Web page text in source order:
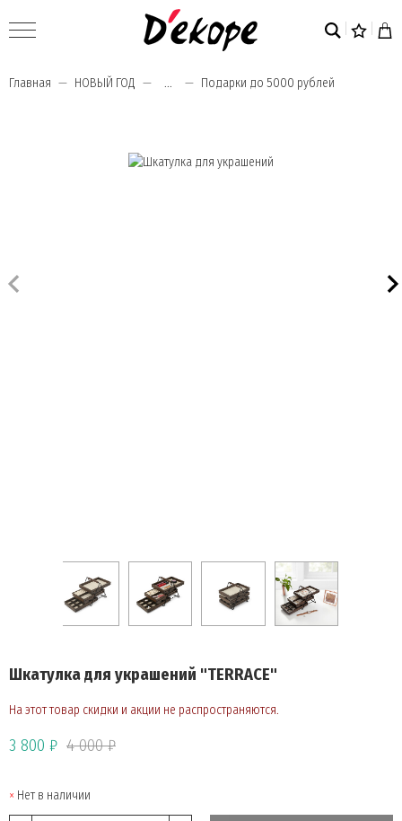
Главная НОВЫЙ ГОД ... Подарки до 5000 рублей
Шкатулка для украшений "TERRACE"
На этот товар скидки и акции не распространяются.
3 800 ₽ 4 000 ₽
Нет в наличии